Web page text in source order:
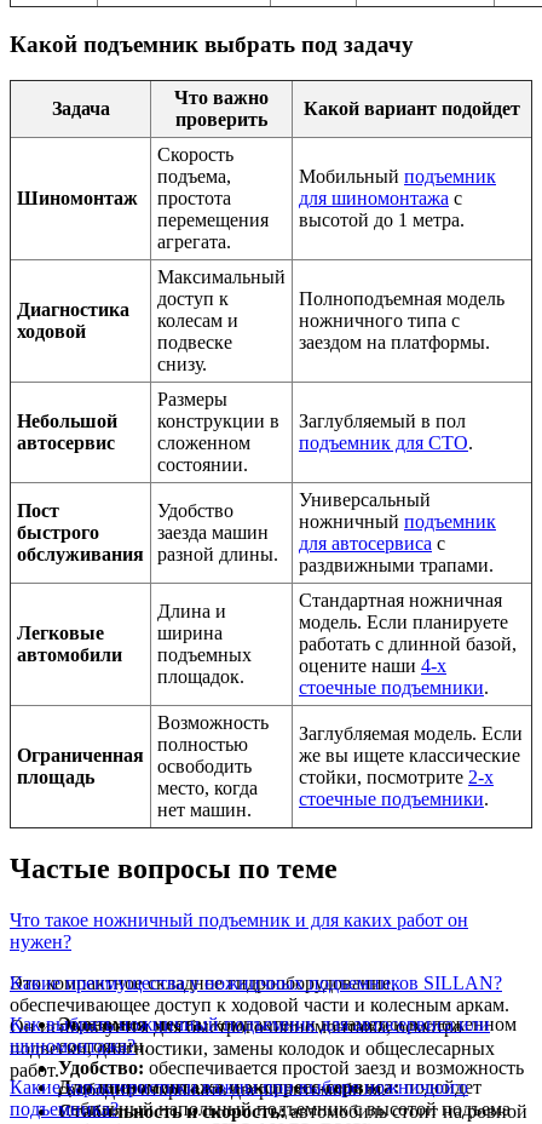
Какой подъемник выбрать под задачу
Задача
Что важно
проверить
Какой вариант подойдет
Шиномонтаж
Скорость
подъема,
простота
перемещения
агрегата.
Мобильный подъемник
для шиномонтажа с
высотой до 1 метра.
Диагностика
ходовой
Максимальный
доступ к
колесам и
подвеске
снизу.
Полноподъемная модель
ножничного типа с
заездом на платформы.
Небольшой
автосервис
Размеры
конструкции в
сложенном
состоянии.
Заглубляемый в пол
подъемник для СТО.
Пост
быстрого
обслуживания
Удобство
заезда машин
разной длины.
Универсальный
ножничный подъемник
для автосервиса с
раздвижными трапами.
Легковые
автомобили
Длина и
ширина
подъемных
площадок.
Стандартная ножничная
модель. Если планируете
работать с длинной базой,
оцените наши 4-х
стоечные подъемники.
Ограниченная
площадь
Возможность
полностью
освободить
место, когда
нет машин.
Заглубляемая модель. Если
же вы ищете классические
стойки, посмотрите 2-х
стоечные подъемники.
Частые вопросы по теме
Что такое ножничный подъемник и для каких работ он
нужен?
Это компактное складное гидрооборудование,
обеспечивающее доступ к ходовой части и колесным аркам.
Он используется для быстрого шиномонтажа, осмотра
подвески, диагностики, замены колодок и общеслесарных
работ.
Какие преимущества у ножничных подъемников SILLAN?
Экономия места:компактен и незаметен в сложенном
состоянии.
Удобство: обеспечивается простой заезд и возможность
свободно открывать двери автомобиля.
Стабильность и скорость:автомобиль стоит на ровной
Как выбрать ножничный подъемник для автосервиса или
шиномонтажа?
Для шиномонтажа и экспресс-сервиса:подойдет
мобильный напольный подъемник с высотой подъема
Какие характеристики важны при выборе ножничного
подъемника?